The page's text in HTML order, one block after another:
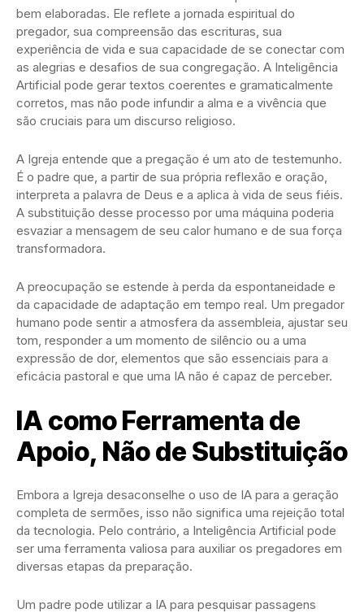
bem elaboradas. Ele reflete a jornada espiritual do
pregador, sua compreensão das escrituras, sua
experiência de vida e sua capacidade de se conectar com
as alegrias e desafios de sua congregação. A Inteligência
Artificial pode gerar textos coerentes e gramaticalmente
corretos, mas não pode infundir a alma e a vivência que
são cruciais para um discurso religioso.
A Igreja entende que a pregação é um ato de testemunho.
É o padre que, a partir de sua própria reflexão e oração,
interpreta a palavra de Deus e a aplica à vida de seus fiéis.
A substituição desse processo por uma máquina poderia
esvaziar a mensagem de seu calor humano e de sua força
transformadora.
A preocupação se estende à perda da espontaneidade e
da capacidade de adaptação em tempo real. Um pregador
humano pode sentir a atmosfera da assembleia, ajustar seu
tom, responder a um momento de silêncio ou a uma
expressão de dor, elementos que são essenciais para a
eficácia pastoral e que uma IA não é capaz de perceber.
IA como Ferramenta de
Apoio, Não de Substituição
Embora a Igreja desaconselhe o uso de IA para a geração
completa de sermões, isso não significa uma rejeição total
da tecnologia. Pelo contrário, a Inteligência Artificial pode
ser uma ferramenta valiosa para auxiliar os pregadores em
diversas etapas da preparação.
Um padre pode utilizar a IA para pesquisar passagens